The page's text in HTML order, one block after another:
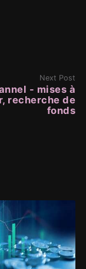
Next Post
- mises à
recherche de
fonds